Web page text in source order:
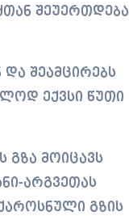
შეუერთდება
შეამცირებს
ექვსი წუთი
გზა მოიცავს
არგვეთას
გზის